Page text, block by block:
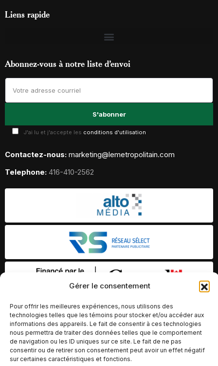
Gérer le consentement
Pour offrir les meilleures expériences, nous utilisons des
technologies telles que les témoins pour stocker et/ou accéder aux
informations des appareils. Le fait de consentir à ces technologies
nous permettra de traiter des données telles que le comportement
de navigation ou les ID uniques sur ce site. Le fait de ne pas
consentir ou de retirer son consentement peut avoir un effet négatif
sur certaines caractéristiques et fonctions.
Liens rapide
Abonnez-vous à notre liste d’envoi
J'ai lu et j'accepte les conditions d'utilisation
Contactez-nous: marketing@lemetropolitain.com
Telephone: 416-410-2562